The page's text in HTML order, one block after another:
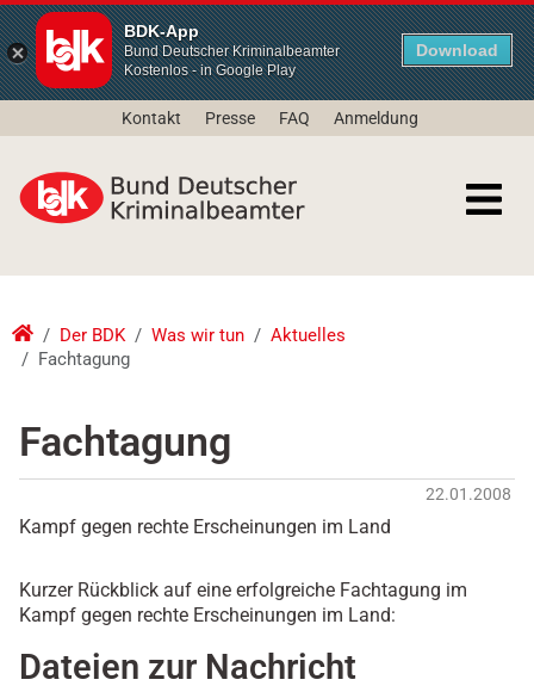
BDK-App
Bund Deutscher Kriminalbeamter
Kostenlos - in Google Play
Download
Kontakt Presse FAQ Anmeldung
Der BDK Was wir tun
Aktuelles
Fachtagung
Fachtagung
22.01.2008
Kampf gegen rechte Erscheinungen im Land
Kurzer Rückblick auf eine erfolgreiche Fachtagung im
Kampf gegen rechte Erscheinungen im Land:
Dateien zur Nachricht